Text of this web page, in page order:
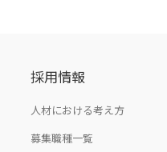
採用情報
人材における考え方
募集職種一覧